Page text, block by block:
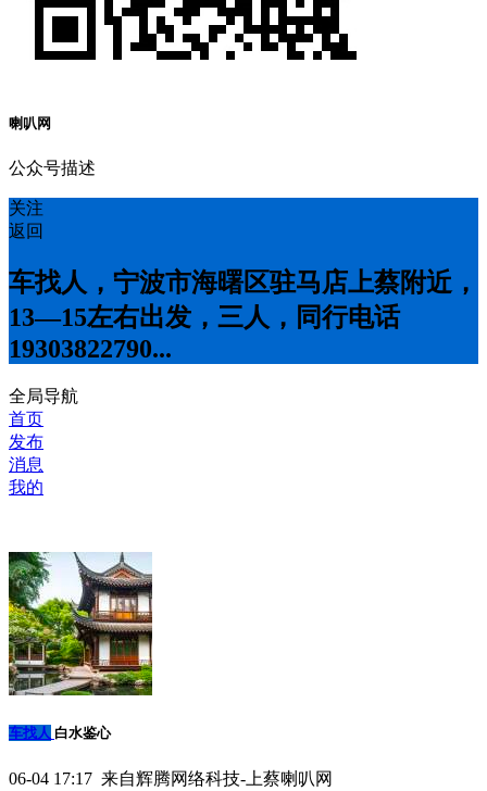
喇叭网
公众号描述
关注
返回
车找人，宁波市海曙区驻马店上蔡附近，
13—15左右出发，三人，同行电话
19303822790...
全局导航
首页
发布
消息
我的
车找人 白水鉴心
06-04 17:17 来自辉腾网络科技-上蔡喇叭网